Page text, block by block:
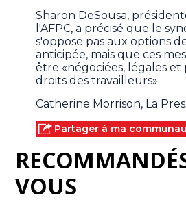
Sharon DeSousa,
l'AFPC, a précisé que le
s'oppose pas aux options
anticipée, mais que ces
être «négociées, légales
droits des travailleurs».
Catherine Morrison, La
Partager à ma
VOUS